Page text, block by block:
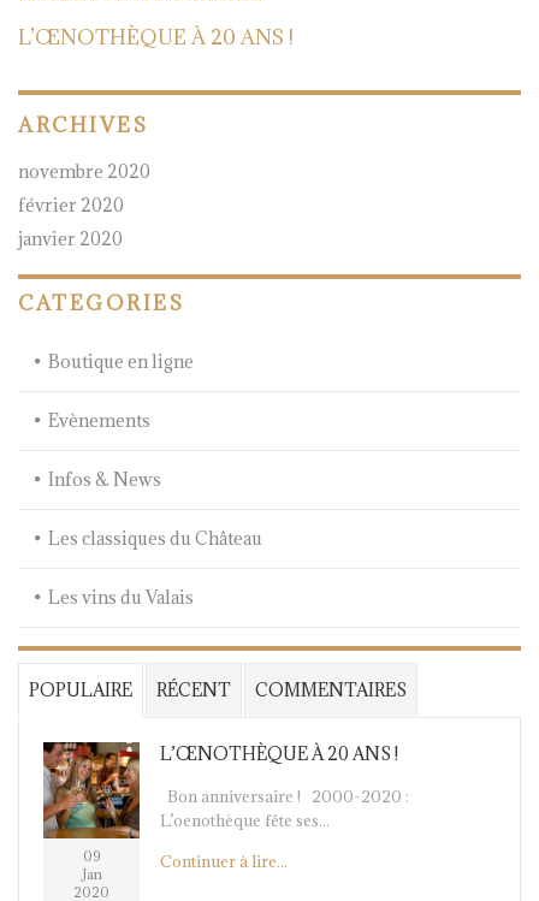
L’ŒNOTHÈQUE À 20 ANS !
ARCHIVES
novembre 2020
février 2020
janvier 2020
CATEGORIES
Boutique en ligne
Evènements
Infos & News
Les classiques du Château
Les vins du Valais
POPULAIRE RÉCENT COMMENTAIRES
09
Jan
2020
L’ŒNOTHÈQUE À 20 ANS !
Bon anniversaire ! 2000-2020 :
L’oenothèque fête ses...
Continuer à lire...